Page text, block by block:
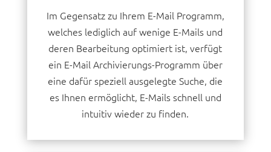
Im Gegensatz zu Ihrem E-Mail Programm,
welches lediglich auf wenige E-Mails und
deren Bearbeitung optimiert ist, verfügt
ein E-Mail Archivierungs-Programm über
eine dafür speziell ausgelegte Suche, die
es Ihnen ermöglicht, E-Mails schnell und
intuitiv wieder zu finden.